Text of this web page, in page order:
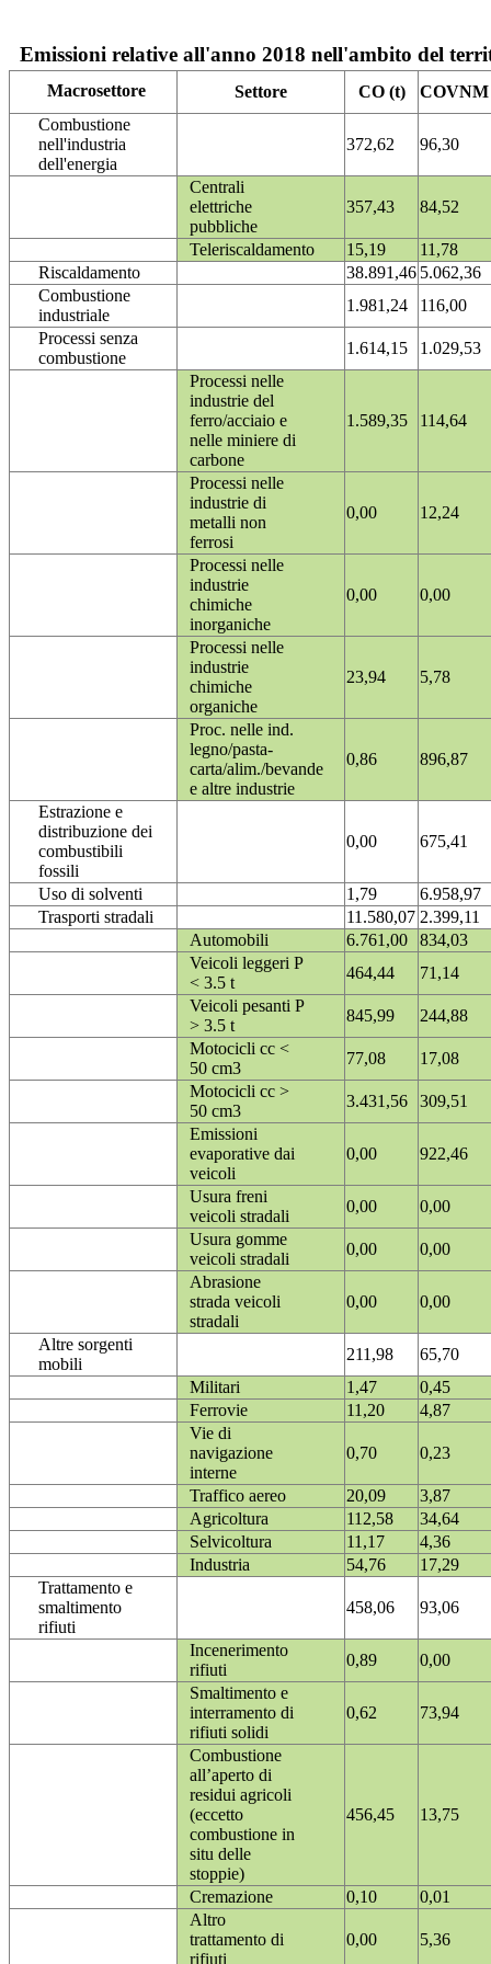
Emissioni relative all'anno 2018 nell'ambito del
Macrosettore Settore CO (t)
COVNM
Combustione
nell'industria
dell'energia
372,62 96,30
Centrali
elettriche
pubbliche
357,43 84,52
Teleriscaldamento 15,19
11,78
Riscaldamento
38.891,46 5.062,36
Combustione
industriale
1.981,24
116,00
Processi senza
combustione
1.614,15
1.029,53
Processi nelle
industrie del
ferro/acciaio e
nelle miniere di
carbone
1.589,35 114,64
Processi nelle
industrie di
metalli non
ferrosi
0,00 12,24
Processi nelle
industrie
chimiche
inorganiche
0,00 0,00
Processi nelle
industrie
chimiche
organiche
23,94 5,78
Proc. nelle ind.
legno/pasta-
carta/alim./bevande
e altre industrie
0,86 896,87
Estrazione e
distribuzione dei
combustibili
fossili
0,00 675,41
Uso di solventi 1,79
6.958,97
Trasporti stradali
11.580,07 2.399,11
Automobili
6.761,00
834,03
Veicoli leggeri P
< 3.5 t
464,44
71,14
Veicoli pesanti P
> 3.5 t
845,99
244,88
Motocicli cc <
50 cm3
77,08
17,08
Motocicli cc >
50 cm3
3.431,56
309,51
Emissioni
evaporative dai
veicoli
0,00 922,46
Usura freni
veicoli stradali
0,00
0,00
Usura gomme
veicoli stradali
0,00
0,00
Abrasione
strada veicoli
stradali
0,00 0,00
Altre sorgenti
mobili
211,98
65,70
Militari
1,47
0,45
Ferrovie
11,20
4,87
Vie di
navigazione
interne
0,70 0,23
Traffico aereo 20,09
3,87
Agricoltura
112,58
34,64
Selvicoltura
11,17
4,36
Industria
54,76
17,29
Trattamento e
smaltimento
rifiuti
458,06 93,06
Incenerimento
rifiuti
0,89
0,00
Smaltimento e
interramento di
rifiuti solidi
0,62 73,94
Combustione
all’aperto di
residui agricoli
(eccetto
combustione in
situ delle
stoppie)
456,45 13,75
Cremazione 0,10
0,01
Altro
trattamento di
rifiuti
0,00 5,36